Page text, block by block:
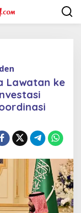
Lawatan ke